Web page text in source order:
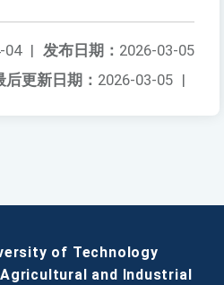
发布日期： 2026-03-05
04 |
后更新日期： 2026-03-05 |
of Technology
and Industrial